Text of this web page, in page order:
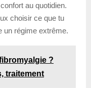
au quotidien.
choisir ce que tu
un régime extrême.
?
traitement